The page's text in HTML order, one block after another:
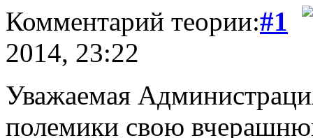
Комментарий теории:#1
2014, 23:22
Уважаемая
полемики свою